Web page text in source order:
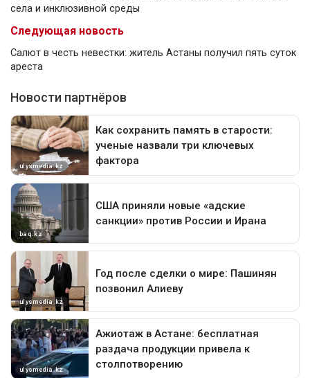
села и инклюзивной среды
Следующая новость
Салют в честь невестки: житель Астаны получил пять суток
ареста